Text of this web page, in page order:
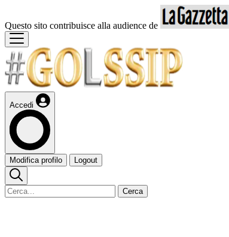
Questo sito contribuisce alla audience de
Accedi
Modifica profilo Logout
Cerca